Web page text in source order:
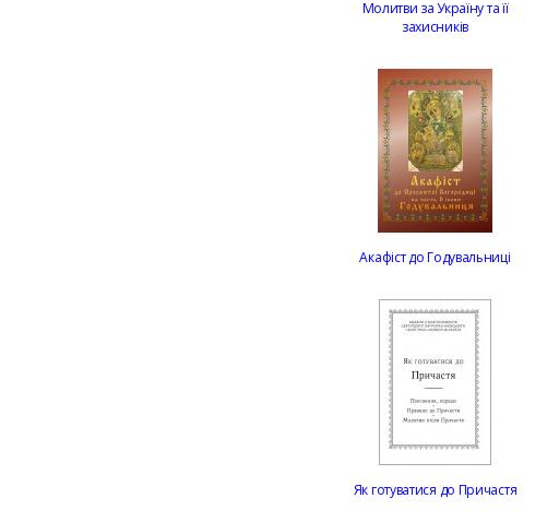
Молитви за Україну та її
захисників
Акафіст до Годувальниці
Як готуватися до Причастя